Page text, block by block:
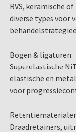
RVS, keramische
diverse types voor
Bogen & ligaturen:
Superelastische
elastische en
voor
Draadretainers,